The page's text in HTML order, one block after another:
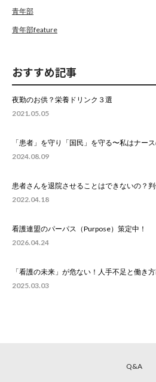
青年部
青年部feature
おすすめ記事
夜勤のお供？栄養ドリンク３選
2021.05.05
「患者」を守り「国民」を守る〜私はナー
2024.08.09
患者さんを退院させることはできないの？
2022.04.18
看護連盟のパーパス（Purpose）策定中！
2026.04.24
「看護の未来」が危ない！人手不足と働き
2025.03.03
Q&A